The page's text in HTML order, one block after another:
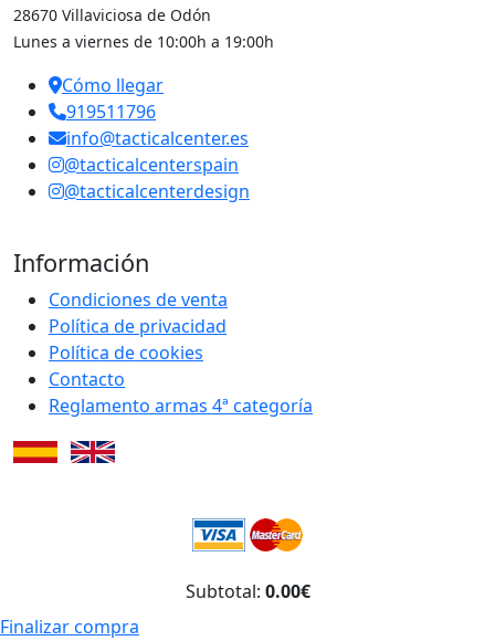
28670 Villaviciosa de Odón
Lunes a viernes de 10:00h a 19:00h
Cómo llegar
919511796
info@tacticalcenter.es
@tacticalcenterspain
@tacticalcenterdesign
Información
Condiciones de venta
Política de privacidad
Política de cookies
Contacto
Reglamento armas 4ª categoría
Subtotal: 0.00€
Finalizar compra